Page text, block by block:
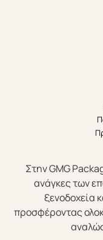
Στην GMG
ανάγκες των
ξενοδοχεία
προσφέροντας